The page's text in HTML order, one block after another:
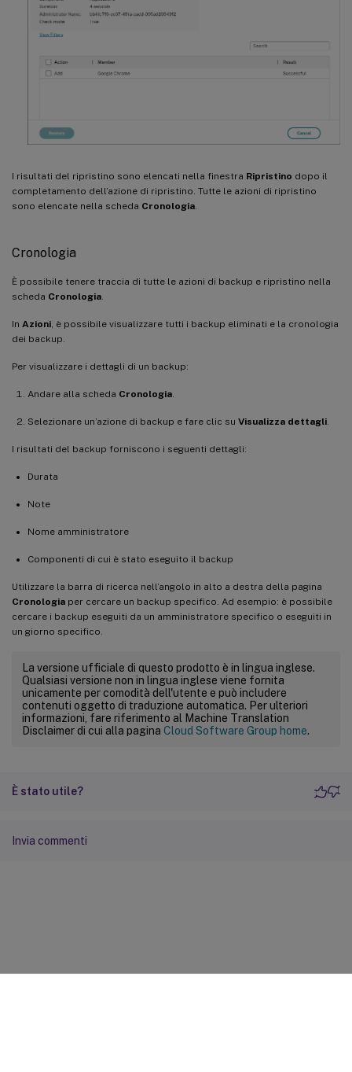
I risultati del ripristino sono elencati nella finestra Ripristino dopo il
completamento dell’azione di ripristino. Tutte le azioni di ripristino
sono elencate nella scheda Cronologia.
Cronologia
È possibile tenere traccia di tutte le azioni di backup e ripristino nella
scheda Cronologia.
In Azioni, è possibile visualizzare tutti i backup eliminati e la cronologia
dei backup.
Per visualizzare i dettagli di un backup:
Andare alla scheda Cronologia.
Selezionare un’azione di backup e fare clic su Visualizza dettagli.
I risultati del backup forniscono i seguenti dettagli:
Durata
Note
Nome amministratore
Componenti di cui è stato eseguito il backup
Utilizzare la barra di ricerca nell’angolo in alto a destra della pagina
Cronologia per cercare un backup specifico. Ad esempio: è possibile
cercare i backup eseguiti da un amministratore specifico o eseguiti in
un giorno specifico.
La versione ufficiale di questo prodotto è in lingua inglese.
Qualsiasi versione non in lingua inglese viene fornita
unicamente per comodità dell'utente e può includere
contenuti oggetto di traduzione automatica. Per ulteriori
informazioni, fare riferimento al Machine Translation
Disclaimer di cui alla pagina Cloud Software Group home.
È stato utile?
Invia commenti